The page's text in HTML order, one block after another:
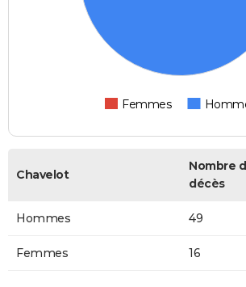
Femmes
Chavelot
Nombre
décès
Hommes 49
Femmes 16